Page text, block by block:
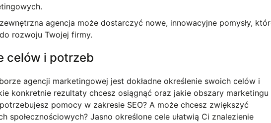
agencja może dostarczyć nowe, innowacyjne pomysły,
rozwoju Twojej firmy.
celów i potrzeb
agencji marketingowej jest dokładne określenie swoich celów i
konkretnie rezultaty chcesz osiągnąć oraz jakie obszary marketingu
pomocy w zakresie SEO? A może chcesz zwiększyć
społecznościowych? Jasno określone cele ułatwią Ci znalezienie